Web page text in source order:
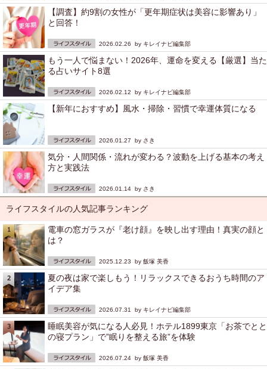
【調査】約9割の女性が「更年期症状は美容に影響あり」
と回答！
2026.02.26 by キレイナビ編集部
もう一人で悩まない！2026年、運命を変える【厳選】当た
る占いサイト8選
2026.02.12 by キレイナビ編集部
【新年におすすめ】風水・掃除・習慣で幸運体質になる
2026.01.27 by さき
気分・人間関係・流れが変わる？波動を上げる基本の考え
方と実践法
2026.01.14 by さき
ライフスタイルの人気記事ランキング
電車の窓ガラスが『老け顔』を映し出す理由！真実の顔と
は？
2025.12.23 by 飯塚 美香
夏の夜は家で楽しもう！リラックスできるおうち時間のア
イデア集
2026.07.31 by キレイナビ編集部
睡眠美容が気になる人必見！ホテル1899東京「お茶でとと
の寝プラン」で”眠りを整える旅”を体験
2026.07.24 by 飯塚 美香